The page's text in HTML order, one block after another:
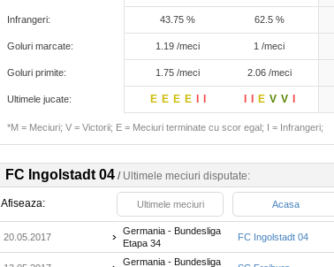
Infrangeri: 43.75 % 62.5 %
Goluri marcate: 1.19 /meci 1 /meci
Goluri primite: 1.75 /meci 2.06 /meci
Ultimele jucate: E E E E E V V
*M = Meciuri; V = Victorii; E = Meciuri terminate cu scor egal; I = Infrangeri;
FC Ingolstadt 04 / Ultimele meciuri disputate:
Afiseaza: Ultimele meciuri Acasa
20.05.2017
Germania - Bundesliga
Etapa 34
FC Ingolstadt 04
Germania - Bundesliga